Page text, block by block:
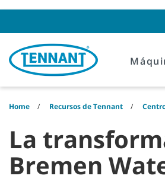
Home Recursos de Tennant
La
Bremen